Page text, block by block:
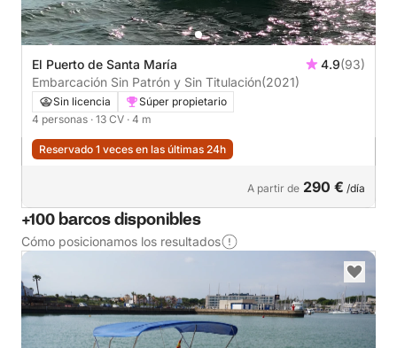
El Puerto de Santa María 4.9(93)
Embarcación Sin Patrón y Sin Titulación(2021)
Sin licencia
Súper propietario
4 personas · 13 CV · 4 m
Reservado 1 veces en las últimas 24h
A partir de 290 € /día
+100 barcos disponibles
Cómo posicionamos los resultados